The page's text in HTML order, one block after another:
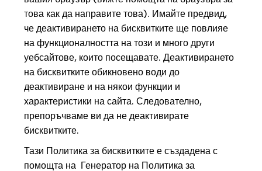
това как да направите това). Имайте предвид,
че деактивирането на бисквитките ще повлияе
на функционалността на този и много други
уебсайтове, които посещавате. Деактивирането
на бисквитките обикновено води до
деактивиране и на някои функции и
характеристики на сайта. Следователно,
препоръчваме ви да не деактивирате
бисквитките.
Тази Политика за бисквитките е създадена с
помощта на Генератор на Политика за